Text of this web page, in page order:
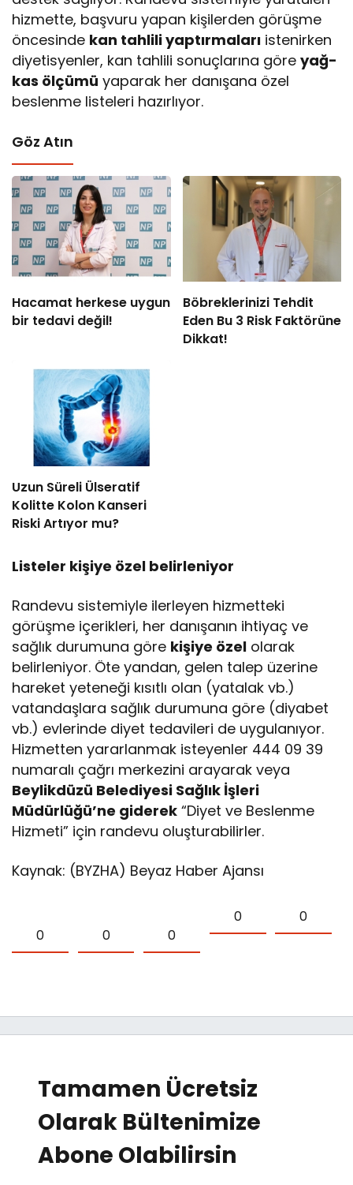
hizmette, başvuru yapan kişilerden görüşme
öncesinde kan tahlili yaptırmaları istenirken
diyetisyenler, kan tahlili sonuçlarına göreyağ-
kas ölçümü yaparak her danışana özel
beslenme listeleri hazırlıyor.
Göz Atın
Hacamat herkese uygun
bir tedavi değil!
Böbreklerinizi Tehdit
Eden Bu 3 Risk Faktörüne
Dikkat!
Uzun Süreli Ülseratif
Kolitte Kolon Kanseri
Riski Artıyor mu?
Listeler kişiye özel belirleniyor
Randevu sistemiyle ilerleyen hizmetteki
görüşme içerikleri, her danışanın ihtiyaç ve
sağlık durumuna göre kişiye özel olarak
belirleniyor. Öte yandan, gelen talep üzerine
hareket yeteneği kısıtlı olan (yatalak vb.)
vatandaşlara sağlık durumuna göre (diyabet
vb.) evlerinde diyet tedavileri de uygulanıyor.
Hizmetten yararlanmak isteyenler 444 09 39
numaralı çağrı merkezini arayarak veya
Beylikdüzü Belediyesi Sağlık İşleri
Müdürlüğü’ne giderek “Diyet ve Beslenme
Hizmeti” için randevu oluşturabilirler.
Kaynak: (BYZHA) Beyaz Haber Ajansı
0 0 0
0 0
Tamamen Ücretsiz
Olarak Bültenimize
Abone Olabilirsin